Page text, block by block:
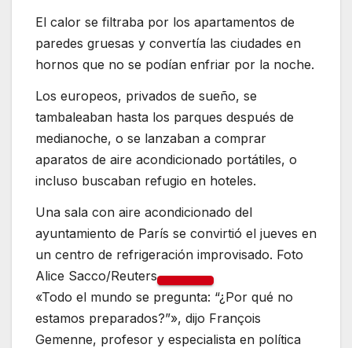
El calor se filtraba por los apartamentos de
paredes gruesas y convertía las ciudades en
hornos que no se podían enfriar por la noche.
Los europeos, privados de sueño, se
tambaleaban hasta los parques después de
medianoche, o se lanzaban a comprar
aparatos de aire acondicionado portátiles, o
incluso buscaban refugio en hoteles.
Una sala con aire acondicionado del
ayuntamiento de París se convirtió el jueves en
un centro de refrigeración improvisado. Foto
Alice Sacco/Reuters
«Todo el mundo se pregunta: “¿Por qué no
estamos preparados?”», dijo François
Gemenne, profesor y especialista en política